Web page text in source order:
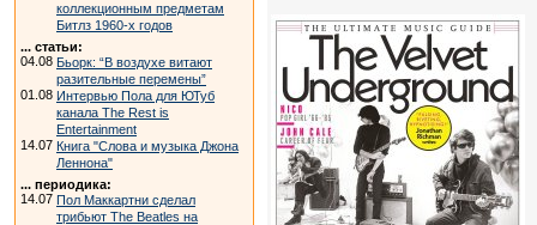
коллекционным предметам
Битлз 1960-х годов
... статьи:
04.08 Бьорк: “В воздухе витают
разительные перемены”
01.08 Интервью Пола для ЮТуб
канала The Rest is
Entertainment
14.07 Книга "Слова и музыка Джона
Леннона"
... периодика:
14.07 Пол Маккартни сделал
трибьют The Beatles на